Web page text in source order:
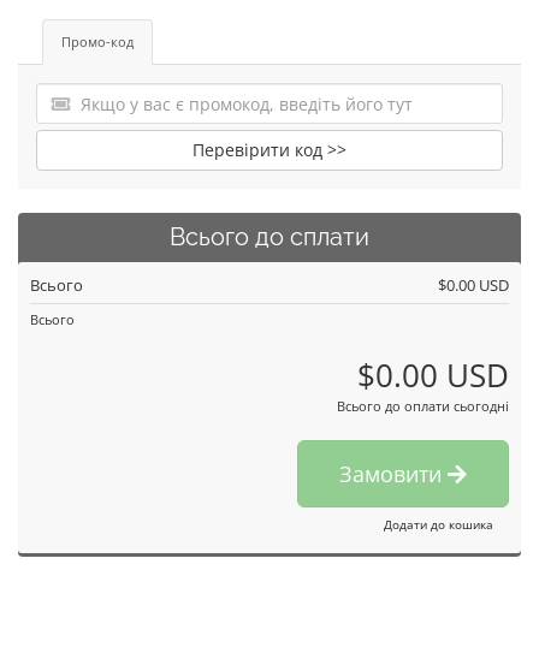
Промо-код
Перевірити код >>
Всього до сплати
Всього $0.00 USD
Всього
$0.00 USD
Всього до оплати сьогодні
Замовити
Додати до кошика